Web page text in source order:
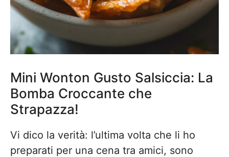
Mini Wonton Gusto Salsiccia: La
Bomba Croccante che
Strapazza!
Vi dico la verità: l’ultima volta che li ho
preparati per una cena tra amici, sono